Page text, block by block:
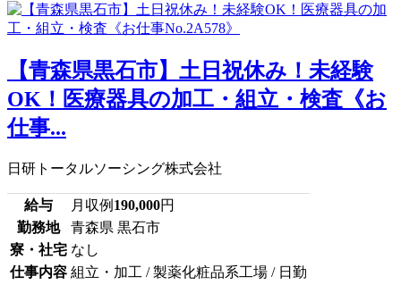
【青森県黒石市】土日祝休み！未経験
OK！医療器具の加工・組立・検査《お
仕事...
日研トータルソーシング株式会社
給与 月収例 190,000円
勤務地
青森県 黒石市
寮・社宅 なし
仕事内容 組立・加工 / 製薬化粧品系工場 / 日勤